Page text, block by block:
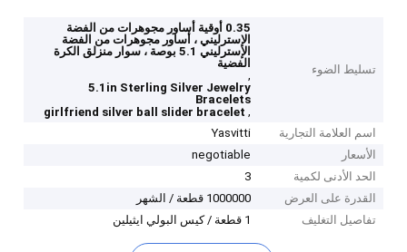
تسليط الضوء
0.35 أوقية أساور مجوهرات من الفضة
الإسترليني ، أساور مجوهرات من الفضة
الإسترليني 5.1 بوصة ، سوار منزلق الكرة
الفضية
,
5.1in Sterling Silver Jewelry
Bracelets
,
girlfriend silver ball slider bracelet
اسم العلامة التجارية
Yasvitti
الأسعار
negotiable
الحد الأدنى لكمية
3
القدرة على العرض
1000000 قطعة / الشهر
تفاصيل التغليف
1 قطعة / كيس البولي ايثيلين